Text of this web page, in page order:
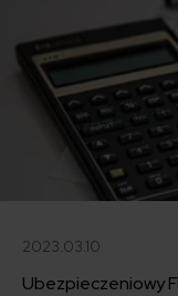
2023.03.10
Ubezpieczeniowy